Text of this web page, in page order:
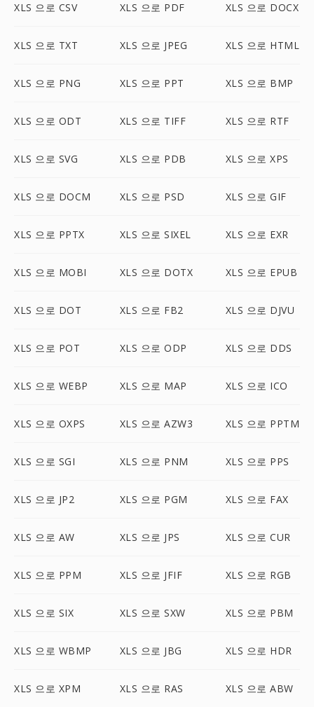
XLS 으로 CSV XLS 으로 PDF XLS 으로 DOCX
XLS 으로 TXT XLS 으로 JPEG XLS 으로 HTML
XLS 으로 PNG XLS 으로 PPT XLS 으로 BMP
XLS 으로 ODT XLS 으로 TIFF XLS 으로 RTF
XLS 으로 SVG XLS 으로 PDB XLS 으로 XPS
XLS 으로 DOCM XLS 으로 PSD XLS 으로 GIF
XLS 으로 PPTX XLS 으로 SIXEL XLS 으로 EXR
XLS 으로 MOBI XLS 으로 DOTX XLS 으로 EPUB
XLS 으로 DOT XLS 으로 FB2 XLS 으로 DJVU
XLS 으로 POT XLS 으로 ODP XLS 으로 DDS
XLS 으로 WEBP XLS 으로 MAP XLS 으로 ICO
XLS 으로 OXPS XLS 으로 AZW3 XLS 으로 PPTM
XLS 으로 SGI XLS 으로 PNM XLS 으로 PPS
XLS 으로 JP2 XLS 으로 PGM XLS 으로 FAX
XLS 으로 AW XLS 으로 JPS XLS 으로 CUR
XLS 으로 PPM XLS 으로 JFIF XLS 으로 RGB
XLS 으로 SIX XLS 으로 SXW XLS 으로 PBM
XLS 으로 WBMP XLS 으로 JBG XLS 으로 HDR
XLS 으로 XPM XLS 으로 RAS XLS 으로 ABW